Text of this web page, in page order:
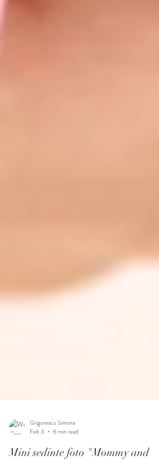
Grigorescu Simona
Feb 3
6 min read